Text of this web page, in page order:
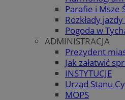
Parafie i Msze
Rozkłady
Pogoda w
ADMINISTRACJA
Prezydent
Jak załatwić
INSTYTUCJE
Urząd Stanu
MOPS